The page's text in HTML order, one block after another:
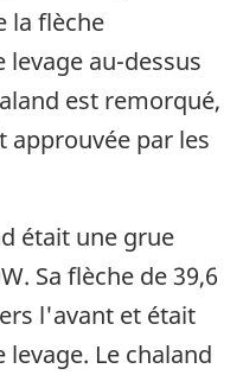
la flèche
levage au-dessus
est remorqué,
approuvée par les
était une grue
Sa flèche de 39,6
l'avant et était
Le chaland